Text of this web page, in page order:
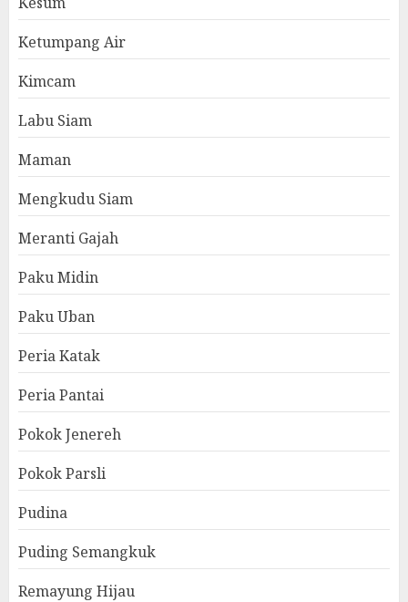
Ketumpang Air
Kimcam
Labu Siam
Maman
Mengkudu Siam
Meranti Gajah
Paku Midin
Paku Uban
Peria Katak
Peria Pantai
Pokok Jenereh
Pokok Parsli
Pudina
Puding Semangkuk
Remayung Hijau